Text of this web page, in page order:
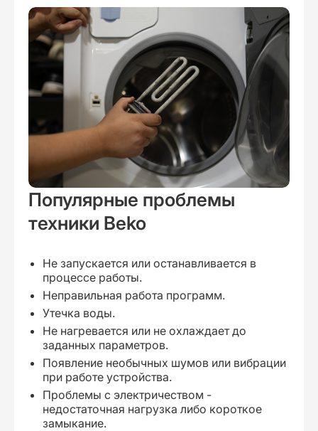
Популярные проблемы
техники Beko
Не запускается или останавливается в
процессе работы.
Неправильная работа программ.
Утечка воды.
Не нагревается или не охлаждает до
заданных параметров.
Появление необычных шумов или вибрации
при работе устройства.
Проблемы с электричеством -
недостаточная нагрузка либо короткое
замыкание.